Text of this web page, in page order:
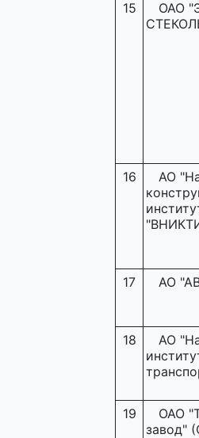
15
ОАО
16
АО
17 АО
18
АО
19
ОАО
завод"